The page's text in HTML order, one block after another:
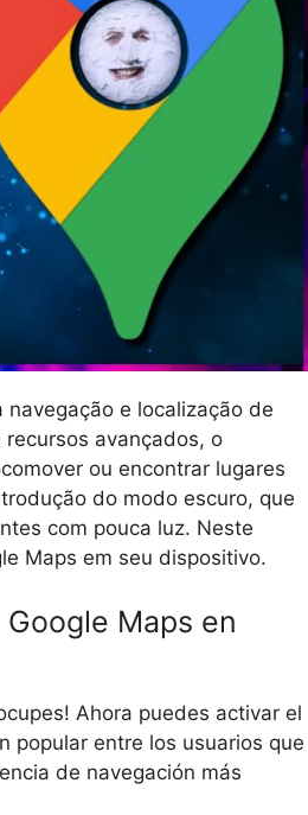
e localização de
avançados, o
ou encontrar lugares
do modo escuro, que
com pouca luz. Neste
Maps em seu dispositivo.
Maps en
Ahora puedes activar el
popular entre los usuarios que
de navegación más